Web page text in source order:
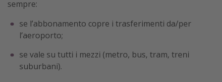
sempre:
se l’abbonamento copre i trasferimenti da/per
l’aeroporto;
se vale su tutti i mezzi (metro, bus, tram, treni
suburbani).